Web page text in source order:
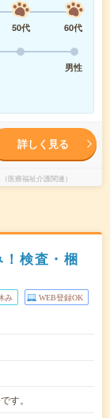
50代
60代
男性
詳しく見る
療福祉介護関連）
検査・梱
み WEB登録OK
す。